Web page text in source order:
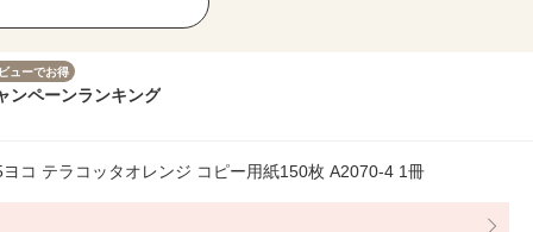
ューでお得
ンペーンランキング
コ テラコッタオレンジ コピー用紙150枚 A2070-4 1冊